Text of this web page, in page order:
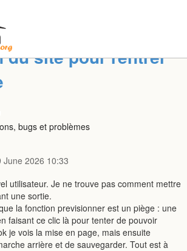
du site pour rentrer
bugs et problèmes
June 2026 10:33
utilisateur. Je ne trouve pas comment mettre
une sortie.
la fonction previsionner est un piège : une
faisant ce clic là pour tenter de pouvoir
je vois la mise en page, mais ensuite
arrière et de sauvegarder. Tout est à